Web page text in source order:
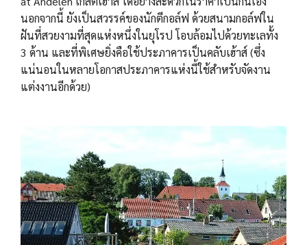
นอกจากนี้ ยังเป็นสวรรค์ของนักตีกอล์ฟ ด้วยสนามกอล์ฟใน
ฝันที่สวยงามที่สุดแห่งหนึ่งในยุโรป โอบล้อมไปด้วยทะเลทั้ง
3 ด้าน และที่พิเศษยิ่งคือใช้ประภาคารเป็นคลับเฮ้าส์ (ซึ่ง
แน่นอนในหลายโอกาสประภาคารแห่งนี้ใช้สำหรับจัดงาน
แต่งงานอีกด้วย)